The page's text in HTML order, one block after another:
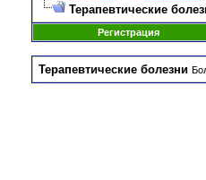
Терапевтические
Регистрация
Терапевтические болезни